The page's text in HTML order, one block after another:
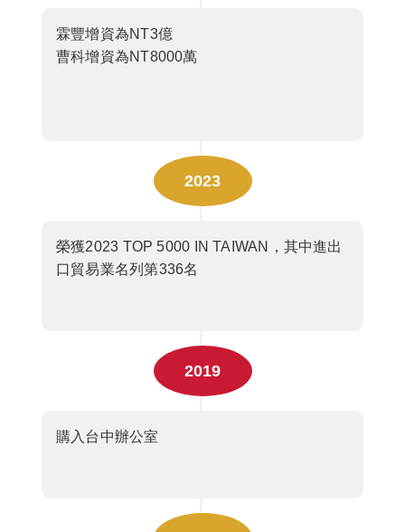
霖豐增資為NT3億
曹科增資為NT8000萬
2023
榮獲2023 TOP 5000 IN TAIWAN，其中進出
口貿易業名列第336名
2019
購入台中辦公室